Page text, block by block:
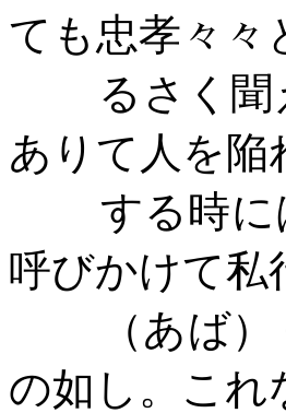
ても忠孝々々
るさく
ありて人を陥
する時
呼びかけて私
（あば
の如し。これ